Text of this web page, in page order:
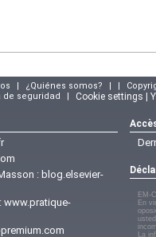
| ¿Quiénes somos? | |
de seguridad | Cookie settings |
: blog.elsevier-
www.pratique-
EM-
En
La